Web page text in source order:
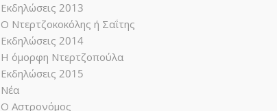
Εκδηλώσεις 2013
Ο Ντερτζοκοκόλης ή Σαΐτης
Εκδηλώσεις 2014
Η όμορφη Ντερτζοπούλα
Εκδηλώσεις 2015
Νέα
Ο Αστρονόμος